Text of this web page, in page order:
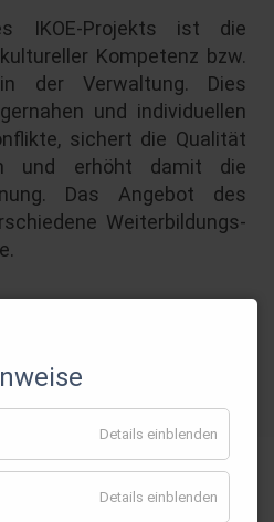
IKOE-Projekts ist die
Kompetenz bzw.
der Verwaltung. Dies
und individuellen
sichert die Qualität
und erhöht damit die
Das Angebot des
Weiterbildungs-
Details einblenden
Details einblenden